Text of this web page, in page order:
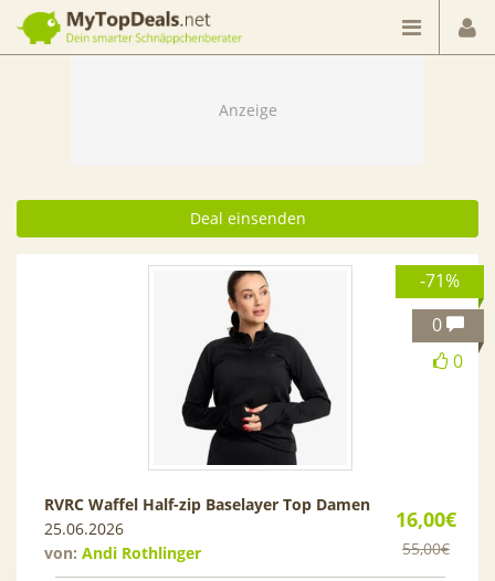
Dein smarter Schnäppchenberater
Deal einsenden
-71%
0
0
16,00€
55,00€
RVRC Waffel Half-zip Baselayer Top Damen
25.06.2026
von: Andi Rothlinger